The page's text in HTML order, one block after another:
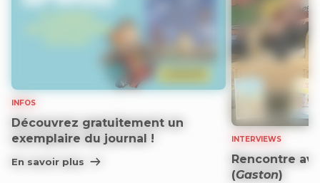
INFOS
Découvrez gratuitement un
exemplaire du journal !
En savoir plus
INTERVIEWS
Rencontre
(Gaston)